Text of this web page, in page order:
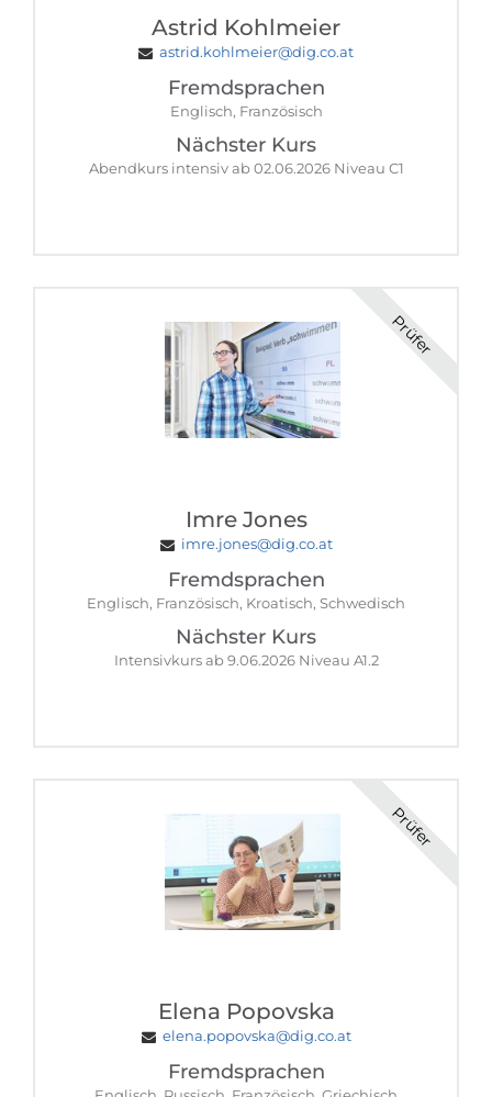
Astrid Kohlmeier
astrid.kohlmeier@dig.co.at
Fremdsprachen
Englisch, Französisch
Nächster Kurs
Abendkurs intensiv ab 02.06.2026 Niveau C1
Prüfer
Imre Jones
imre.jones@dig.co.at
Fremdsprachen
Englisch, Französisch, Kroatisch, Schwedisch
Nächster Kurs
Intensivkurs ab 9.06.2026 Niveau A1.2
Prüfer
Elena Popovska
elena.popovska@dig.co.at
Fremdsprachen